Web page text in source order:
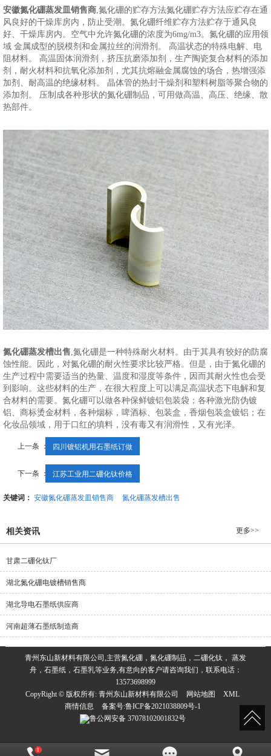
安徽氮化硼蒸发皿销售商,氮化硼的贮存方法氮化硼贮存方法应贮存在通
风良好的干燥库房内，防止受潮。氮化硼纤维贮存方法贮存于通风良
好、干燥库房内。空气中允许氮化硼的浓度为6mg/m3。氮化硼的应用领
域 金属成型的脱模剂和金属拉丝的润滑剂。 高温状态的特殊电解、电
阻材料。 高温固体润滑剂，挤压抗磨添加剂，生产陶瓷复合材料的添加
剂，耐火材料和抗氧化添加剂，尤其抗熔融金属腐蚀的场合，热增强添
加剂、耐高温的绝缘材料。 晶体管的热封干燥剂和塑料树脂等聚合物的
添加剂。 压制成各种形状的氮化硼制品，可用做高温、高压、绝缘、散
热部件。
氮化硼蒸发槽出售 ,氮化硼是一种特殊耐火材料。由于其具有较好的防腐
蚀性能。因此，对氮化硼的耐火性要求比较严格。但是，由于氮化硼的
生产过程中需要适当的热量、温度和湿度等条件，因而其耐火性也会受
到影响。这些材料的生产，在很大程度上可以满足高温状态下电解和复
合材料的需要。氮化硼可以做各种保鲜镀铝包装袋；各种激光防伪镀
铝、商标烫金材料，各种烟标，啤酒标、包装盒，香烟包装盒镀铝；在
化妆品领域，用于口红的填料，没有毒又有润滑性，又有光泽。
上一条 ： 四川镀铝机用石墨纸订做
下一条 ： 江苏工业用二硼化钛价格
关键词： 安徽氮化硼蒸发皿销售商 氮化硼蒸发槽出售
相关资讯 更多>>
甘肃二硼化钛厂
湖北氮化硼电镀槽销售商
湖北导电石墨纸供应商
河南超薄石墨纸制造商
青州东山新材料有限公司,主营氮化硼，氮化硼制品，二硼化钛， 蒸发
舟，石墨纸，石墨乳等业务,有意向的客户请咨询我们，联系电话：
13573698999
CopyRight © 版权所有: 青州东山新材料有限公司 网站地图
XML
商情信息
备案号:鲁ICP备2021038809号-1
鲁公网安备37078102001832号